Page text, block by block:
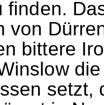
finden.
von
bittere
setzt,